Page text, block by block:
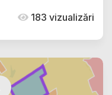
183 vizualizări